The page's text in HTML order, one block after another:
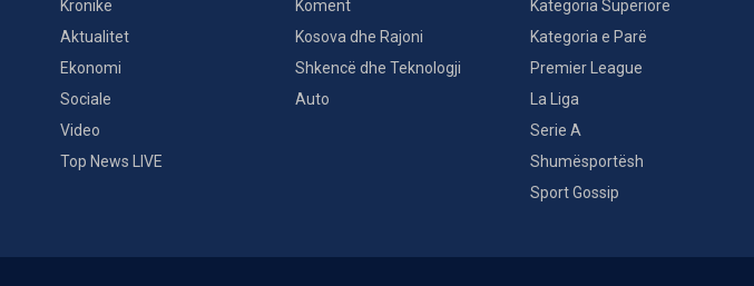
Kronikë
Aktualitet
Ekonomi
Sociale
Video
Top News LIVE
Koment
Kosova dhe Rajoni
Shkencë dhe Teknologji
Auto
Kategoria Superiore
Kategoria e Parë
Premier League
La Liga
Serie A
Shumësportësh
Sport Gossip